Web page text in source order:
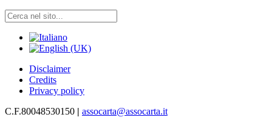
Disclaimer
Credits
Privacy policy
C.F.80048530150 | assocarta@assocarta.it